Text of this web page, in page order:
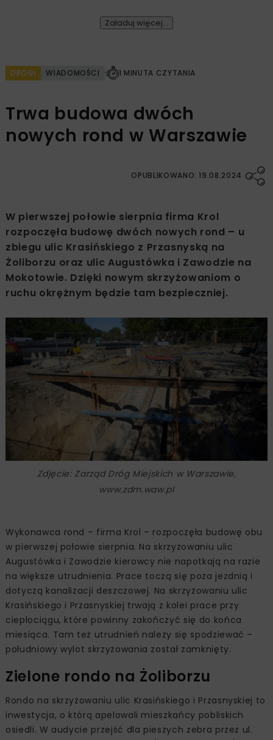
Załaduj więcej...
DROGI WIADOMOŚCI 1 MINUTA CZYTANIA
Trwa budowa dwóch
nowych rond w Warszawie
OPUBLIKOWANO: 19.08.2024
W pierwszej połowie sierpnia firma Krol
rozpoczęła budowę dwóch nowych rond – u
zbiegu ulic Krasińskiego z Przasnyską na
Żoliborzu oraz ulic Augustówka i Zawodzie na
Mokotowie. Dzięki nowym skrzyżowaniom o
ruchu okrężnym będzie tam bezpieczniej.
Zdjęcie: Zarząd Dróg Miejskich w Warszawie,
www.zdm.waw.pl
Wykonawca rond – firma Krol – rozpoczęła budowę obu
w pierwszej połowie sierpnia. Na skrzyżowaniu ulic
Augustówka i Zawodzie kierowcy nie napotkają na razie
na większe utrudnienia. Prace toczą się poza jezdnią i
dotyczą kanalizacji deszczowej. Na skrzyżowaniu ulic
Krasińskiego i Przasnyskiej trwają z kolei prace przy
ciepłociągu, które powinny zakończyć się do końca
miesiąca. Tam też utrudnień należy się spodziewać –
południowy wylot skrzyżowania został zamknięty.
Zielone rondo na Żoliborzu
Rondo na skrzyżowaniu ulic Krasińskiego i Przasnyskiej to
inwestycja, o którą apelowali mieszkańcy pobliskich
osiedli. W audycie przejść dla pieszych zebra przez ul.